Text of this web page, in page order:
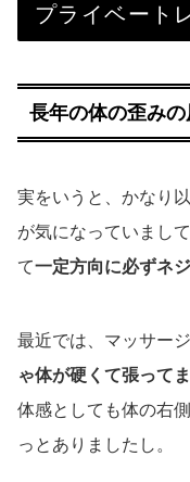
プライベート
長年の体の歪みの
実をいうと、かなり
が気になっていまし
て一定方向に必ずネ
最近では、マッサー
ゃ体が硬くて張って
体感としても体の右
っとありましたし。